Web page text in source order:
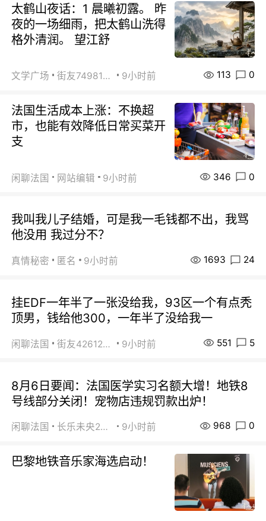
太鹤山夜话：1 晨曦初露。 昨
夜的一场细雨，把太鹤山洗得
格外清润。 望江舒
文学广场 街友74981146 9小时前 113 0
法国生活成本上涨：不换超
市，也能有效降低日常买菜开
支
闲聊法国 网站编辑 9小时前 346 0
我叫我儿子结婚，可是我一毛钱都不出，我骂
他没用 我过分不？
真情秘密 匿名 9小时前 1693 24
挂EDF一年半了一张没给我，93区一个有点秃
顶男，钱给他300，一年半了没给我一
闲聊法国 街友42612092 9小时前 551 5
8月6日要闻：法国医学实习名额大增！地铁8
号线部分关闭！宠物店违规罚款出炉！
闲聊法国 长乐未央2015 9小时前 968 0
巴黎地铁音乐家海选启动！